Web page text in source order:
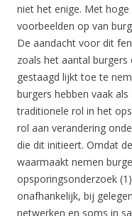
niet het enige. Met
voorbeelden op van
De aandacht voor dit
zoals het aantal
gestaagd lijkt toe te
burgers hebben vaak
traditionele rol in het
rol aan verandering
die dit initieert. Omdat
waarmaakt nemen
opsporingsonderzoek
onafhankelijk, bij
netwerken en soms in